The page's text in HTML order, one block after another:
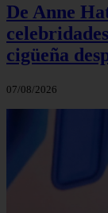
De Anne
cigüeña
07/08/2026